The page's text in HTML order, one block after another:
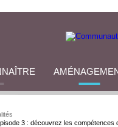
3 : découvrez les compétences